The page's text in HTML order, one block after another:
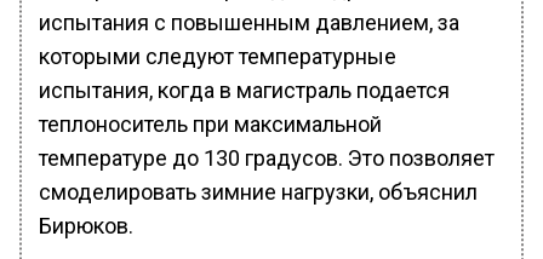
испытания с повышенным давлением, за
которыми следуют температурные
испытания, когда в магистраль подается
теплоноситель при максимальной
температуре до 130 градусов. Это позволяет
смоделировать зимние нагрузки, объяснил
Бирюков.